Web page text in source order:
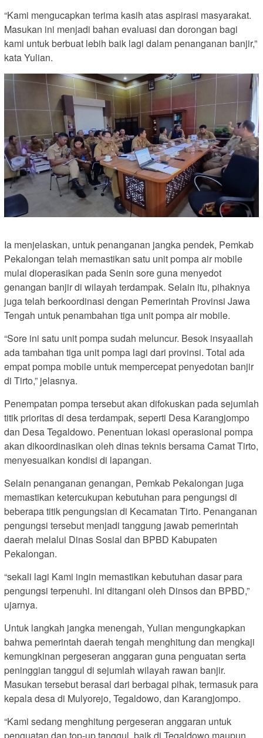
“Kami mengucapkan terima kasih atas aspirasi masyarakat.
Masukan ini menjadi bahan evaluasi dan dorongan bagi
kami untuk berbuat lebih baik lagi dalam penanganan banjir,”
kata Yulian.
Ia menjelaskan, untuk penanganan jangka pendek, Pemkab
Pekalongan telah memastikan satu unit pompa air mobile
mulai dioperasikan pada Senin sore guna menyedot
genangan banjir di wilayah terdampak. Selain itu, pihaknya
juga telah berkoordinasi dengan Pemerintah Provinsi Jawa
Tengah untuk penambahan tiga unit pompa air mobile.
“Sore ini satu unit pompa sudah meluncur. Besok insyaallah
ada tambahan tiga unit pompa lagi dari provinsi. Total ada
empat pompa mobile untuk mempercepat penyedotan banjir
di Tirto,” jelasnya.
Penempatan pompa tersebut akan difokuskan pada sejumlah
titik prioritas di desa terdampak, seperti Desa Karangjompo
dan Desa Tegaldowo. Penentuan lokasi operasional pompa
akan dikoordinasikan oleh dinas teknis bersama Camat Tirto,
menyesuaikan kondisi di lapangan.
Selain penanganan genangan, Pemkab Pekalongan juga
memastikan ketercukupan kebutuhan para pengungsi di
beberapa titik pengungsian di Kecamatan Tirto. Penanganan
pengungsi tersebut menjadi tanggung jawab pemerintah
daerah melalui Dinas Sosial dan BPBD Kabupaten
Pekalongan.
“sekali lagi Kami ingin memastikan kebutuhan dasar para
pengungsi terpenuhi. Ini ditangani oleh Dinsos dan BPBD,”
ujarnya.
Untuk langkah jangka menengah, Yulian mengungkapkan
bahwa pemerintah daerah tengah menghitung dan mengkaji
kemungkinan pergeseran anggaran guna penguatan serta
peninggian tanggul di sejumlah wilayah rawan banjir.
Masukan tersebut berasal dari berbagai pihak, termasuk para
kepala desa di Mulyorejo, Tegaldowo, dan Karangjompo.
“Kami sedang menghitung pergeseran anggaran untuk